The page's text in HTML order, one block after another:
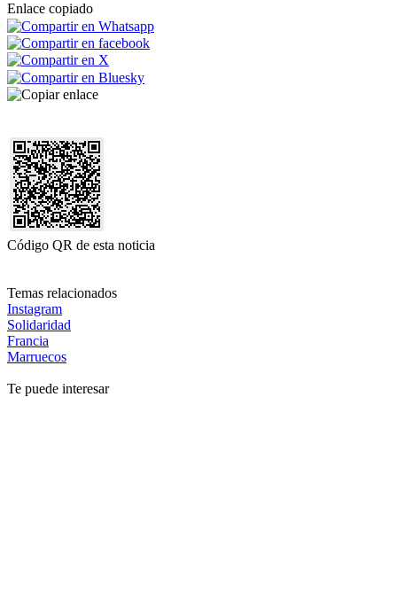
Enlace copiado
Código QR de esta noticia
Temas relacionados
Instagram
Solidaridad
Francia
Marruecos
Te puede interesar